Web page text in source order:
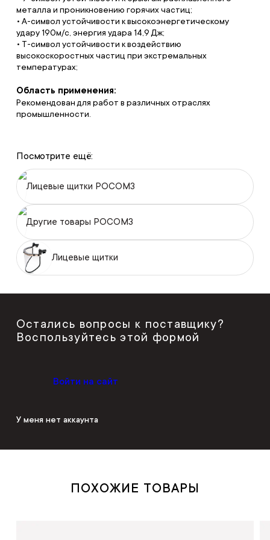
металла и проникновению горячих частиц;
• А-символ устойчивости к высокоэнергетическому
удару 190м/с, энергия удара 14,9 Дж;
• Т-символ устойчивости к воздействию
высокоскоростных частиц при экстремальных
температурах;
Область применения:
Рекомендован для работ в различных отраслях
промышленности.
Посмотрите ещё:
Лицевые щитки РОСОМЗ
Другие товары РОСОМЗ
Лицевые щитки
Остались вопросы к поставщику?
Воспользуйтесь этой формой
Войти на сайт
У меня нет аккаунта
ПОХОЖИЕ ТОВАРЫ